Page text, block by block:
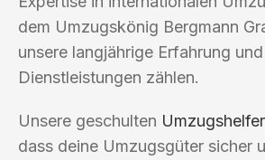
dem Umzugskönig Bergmann
unsere langjährige Erfahrung
Dienstleistungen zählen.
Unsere geschulten Umzugshelfer
dass deine Umzugsgüter sicher